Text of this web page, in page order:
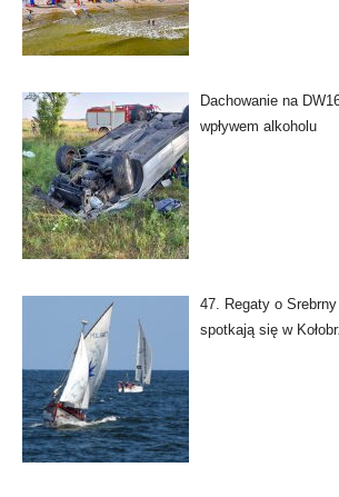
Dachowanie na
wpływem alkoholu
47. Regaty o
spotkają się w